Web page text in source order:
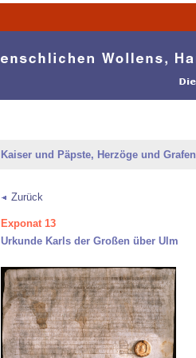
Kaiser und Päpste, Herzöge und Grafen
Zurück
Exponat 13
Urkunde Karls der Großen über Ulm